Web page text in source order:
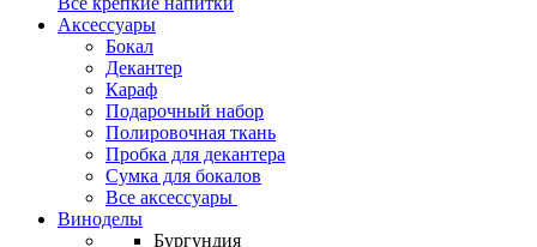
Аксессуары
Бокал
Декантер
Караф
Подарочный набор
Полировочная ткань
Пробка для декантера
Сумка для бокалов
Все аксессуары
Виноделы
Бургундия